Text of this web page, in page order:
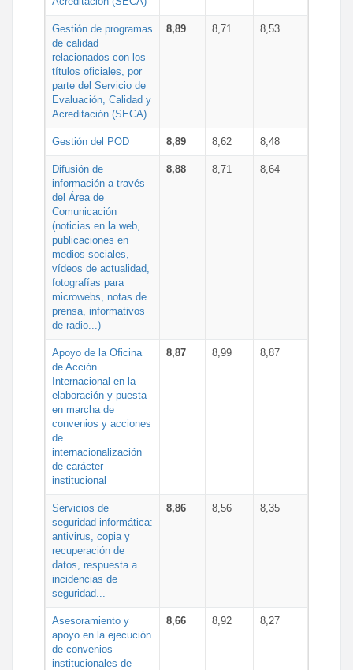
Gestión de programas
de calidad
relacionados con los
títulos oficiales, por
parte del Servicio de
Evaluación, Calidad y
Acreditación (SECA)
8,89 8,71 8,53
Gestión del POD 8,89 8,62 8,48
Difusión de
información a través
del Área de
Comunicación
(noticias en la web,
publicaciones en
medios sociales,
vídeos de actualidad,
fotografías para
microwebs, notas de
prensa, informativos
de radio...)
8,88 8,71 8,64
Apoyo de la Oficina
de Acción
Internacional en la
elaboración y puesta
en marcha de
convenios y acciones
de
internacionalización
de carácter
institucional
8,87 8,99 8,87
Servicios de
seguridad informática:
antivirus, copia y
recuperación de
datos, respuesta a
incidencias de
seguridad...
8,86 8,56 8,35
Asesoramiento y
apoyo en la ejecución
de convenios
institucionales de
8,66 8,92 8,27